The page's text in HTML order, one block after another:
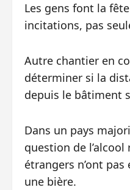
Les gens font la
incitations, pas
Autre chantier en
déterminer si la
depuis le bâtiment
Dans un pays
question de
étrangers n’ont
une bière.